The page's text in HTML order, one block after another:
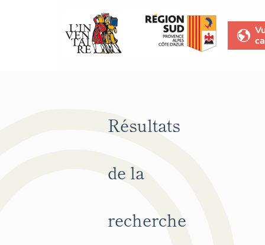
Résultats
de la
recherche